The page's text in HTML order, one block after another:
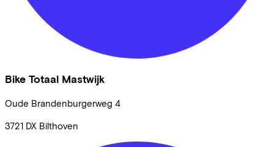
Bike Totaal Mastwijk
Oude Brandenburgerweg 4
3721 DX Bilthoven